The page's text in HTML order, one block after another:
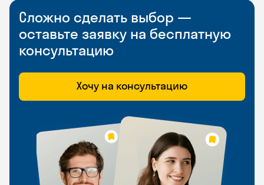
Сложно сделать выбор —
оставьте заявку на бесплатную
консультацию
Хочу на консультацию